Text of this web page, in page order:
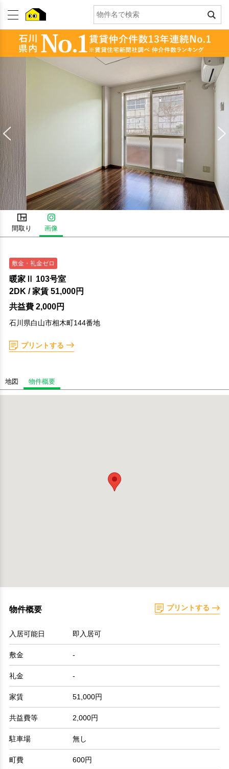
間取り 画像
敷金・礼金ゼロ
暖家Ⅱ 103号室
2DK / 家賃 51,000円
共益費 2,000円
石川県白山市相木町144番地
プリントする
地図 物件概要
物件概要 プリントする
入居可能日 即入居可
敷金 -
礼金 -
家賃 51,000円
共益費等 2,000円
駐車場 無し
町費 600円